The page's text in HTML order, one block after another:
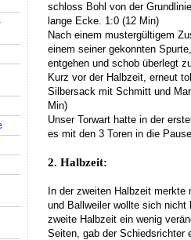
schloss Bohl von der
lange Ecke. 1:0 (12 Min)
Nach einem mustergültigem
einem seiner gekonnten
entgehen und schob überlegt
Kurz vor der Halbzeit, erneut
Silbersack mit Schmitt und
Min)
Unser Torwart hatte in der
es mit den 3 Toren in die
2. Halbzeit:
In der zweiten Halbzeit
und Ballweiler wollte sich nicht
zweite Halbzeit ein wenig
Seiten, gab der Schiedsrichter